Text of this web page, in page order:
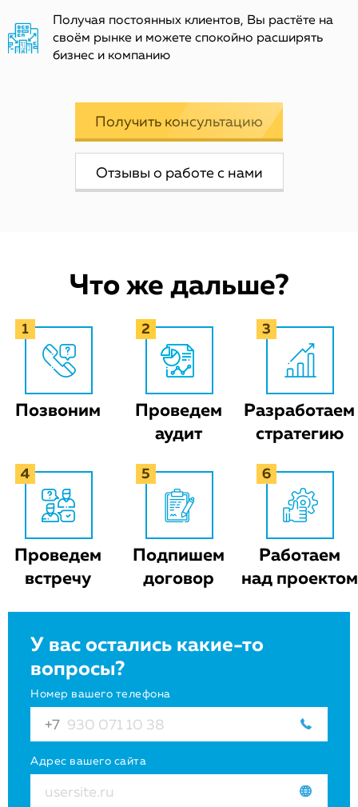
Получая постоянных клиентов, Вы растёте на
своём рынке и можете спокойно расширять
бизнес и компанию
Получить консультацию
Отзывы о работе с нами
Что же дальше?
Позвоним
Проведем
аудит
Разработаем
стратегию
Проведем
встречу
Подпишем
договор
Работаем
над проектом
У вас остались какие-то
вопросы?
Номер вашего телефона
Адрес вашего сайта